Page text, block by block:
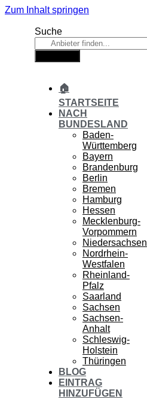
Zum Inhalt springen
Suche
🏠
STARTSEITE
NACH
BUNDESLAND
Baden-
Württemberg
Bayern
Brandenburg
Berlin
Bremen
Hamburg
Hessen
Mecklenburg-
Vorpommern
Niedersachsen
Nordrhein-
Westfalen
Rheinland-
Pfalz
Saarland
Sachsen
Sachsen-
Anhalt
Schleswig-
Holstein
Thüringen
BLOG
EINTRAG
HINZUFÜGEN